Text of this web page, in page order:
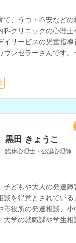
て、うつ・不安などの
科クリニックの心理士
イサービスの児童指導
ウンセラーさんです。
てコーチングも得意
黒田 きょうこ
臨床心理士・公認心理師
子どもや大人の発達
談を得意とされている
市役所の発達相談、
大学の就職課や学生相